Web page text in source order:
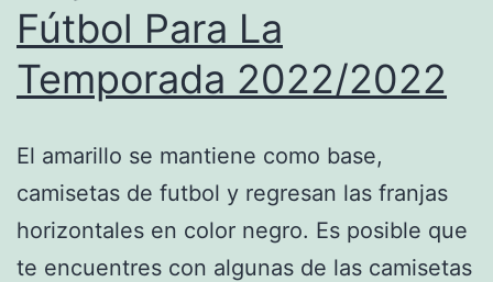
Fútbol Para La
Temporada 2022/2022
El amarillo se mantiene como base,
camisetas de futbol y regresan las franjas
horizontales en color negro. Es posible que
te encuentres con algunas de las camisetas